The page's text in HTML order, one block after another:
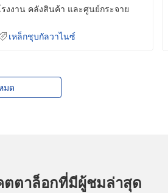
งงาน คลังสินค้า และศูนย์กระจาย
เหล็กชุบกัลวาไนซ์
มด
ตตาล็อกที่มีผู้ชมล่าสุด